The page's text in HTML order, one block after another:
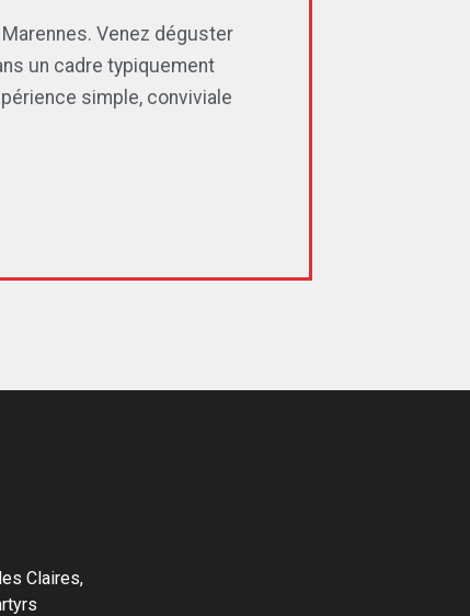
Venez déguster
un cadre typiquement
simple, conviviale
Claires,